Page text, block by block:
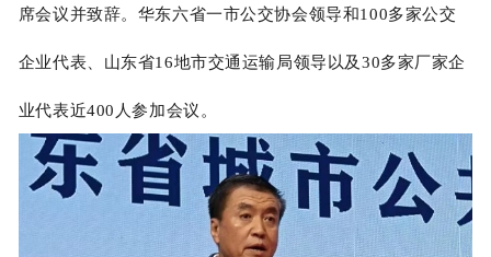
席会议并致辞。华东六省一市公交协会领导和100多家公交
企业代表、山东省16地市交通运输局领导以及30多家厂家企
业代表近400人参加会议。